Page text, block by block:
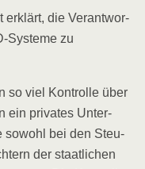
erklärt, die Ver­ant­wor­
Sys­te­me zu
so viel Kon­trol­le über
ein pri­va­tes Unter­
sowohl bei den Steu­
der staat­li­chen